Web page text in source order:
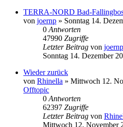
TERRA-NORD Bad-
von joernp » Sonntag 14.
0 Antworten
47990 Zugriffe
Letzter Beitrag von joernp
Sonntag 14. Dezember
Wieder zurück
von Rhinella » Mittwoch 12.
Offtopic
0 Antworten
62397 Zugriffe
Letzter Beitrag von
Mittwoch 12. November